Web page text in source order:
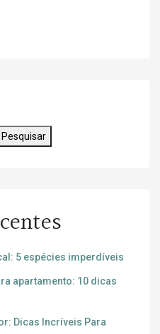
Pesquisar
5 espécies imperdíveis
apartamento: 10 dicas
Dicas Incríveis Para